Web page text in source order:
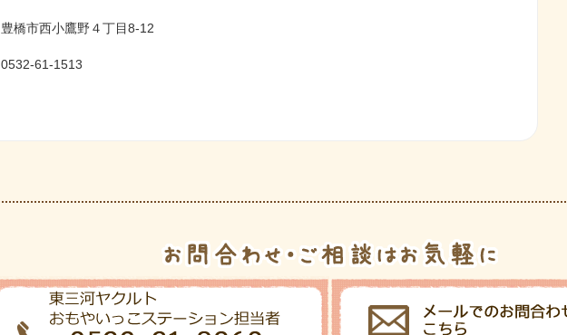
豊橋市西小鷹野４丁目8-12
0532-61-1513